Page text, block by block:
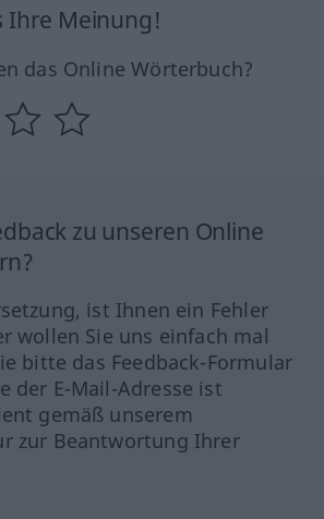
Ihre Meinung!
das Online Wörterbuch?
zu unseren Online
ist Ihnen ein Fehler
wollen Sie uns einfach mal
bitte das Feedback-Formular
der E-Mail-Adresse ist
gemäß unserem
zur Beantwortung Ihrer